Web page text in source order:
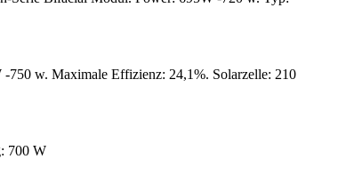
w. Maximale Effizienz: 24,1%. Solarzelle: 210
700 W